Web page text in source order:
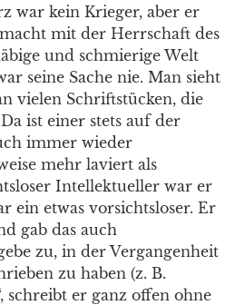
war kein Krieger, aber er
mit der Herrschaft des
und schmierige Welt
seine Sache nie. Man sieht
vielen Schriftstücken, die
ist einer stets auf der
immer wieder
mehr laviert als
Intellektueller war er
ein etwas vorsichtsloser. Er
gab das auch
zu, in der Vergangenheit
zu haben (z. B.
schreibt er ganz offen ohne